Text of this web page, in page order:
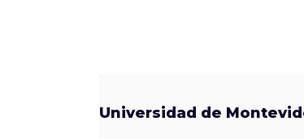
Universidad de